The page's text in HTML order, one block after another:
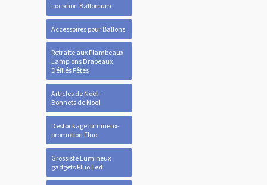
Location Ballonium
Accessoires pour Ballons
Retraite aux Flambeaux
Lampions Drapeaux
Défilés Fêtes
Articles de Noël -
Bonnets de Noel
Destockage lumineux-
promotion Fluo
Grossiste Lumineux
gadgets Fluo Led